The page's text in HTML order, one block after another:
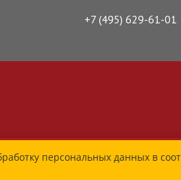
+7 (495) 629-61-01
персональных данных в